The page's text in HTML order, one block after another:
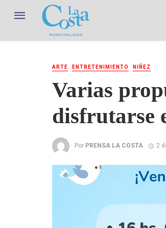
ARTE ENTRETENIMIENTO NIÑEZ
Varias
disfrutarse
Por PRENSA LA COSTA 2